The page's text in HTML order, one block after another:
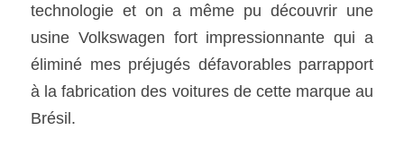
technologie et on a même pu découvrir une
usine Volkswagen fort impressionnante qui a
éliminé mes préjugés défavorables parrapport
à la fabrication des voitures de cette marque au
Brésil.